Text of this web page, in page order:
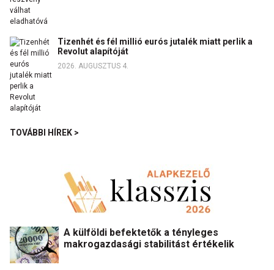
Tizenhét és fél millió eurós jutalék miatt perlik a
Revolut alapítóját
2026. AUGUSZTUS 4.
TOVÁBBI HÍREK >
A külföldi befektetők a tényleges
makrogazdasági stabilitást értékelik